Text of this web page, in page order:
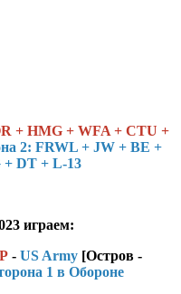
+ HMG + WFA + CTU +
2: FRWL + JW + BE +
+ DT + L-13
играем:
- US Army [Остров -
1 в Обороне